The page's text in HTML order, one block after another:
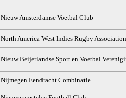
Nieuw Amsterdamse Voetbal Club
North America West Indies Rugby Association
Nieuw Beijerlandse Sport en Voetbal
Nijmegen Eendracht Combinatie